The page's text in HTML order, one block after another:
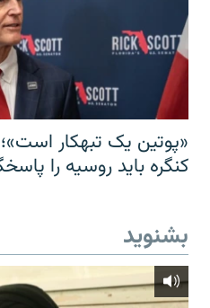
«پوتین یک تبهکار
کنگره باید روسیه را
بشنوید